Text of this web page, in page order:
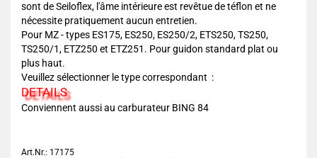
sont de Seiloflex, l'âme intérieure est revêtue de téflon et ne
nécessite pratiquement aucun entretien.
Pour MZ - types ES175, ES250, ES250/2, ETS250, TS250,
TS250/1, ETZ250 et ETZ251. Pour guidon standard plat ou
plus haut.
Veuillez sélectionner le type correspondant :
DETAILS
Conviennent aussi au carburateur BING 84
Art.Nr.: 17175